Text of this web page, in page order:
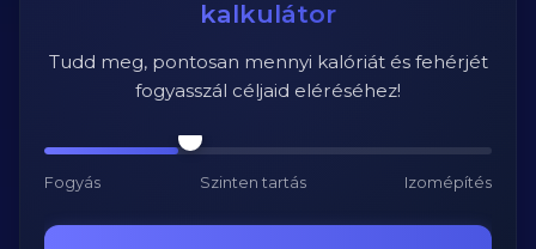
kalkulátor
Tudd meg, pontosan mennyi kalóriát és fehérjét
fogyasszál céljaid eléréséhez!
Fogyás Szinten tartás Izomépítés